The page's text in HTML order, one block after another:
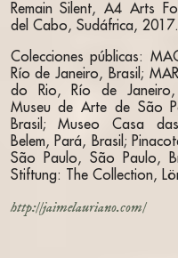
Remain Silent, A4 Arts
del Cabo, Sudáfrica,
Colecciones públicas:
Río de Janeiro, Brasil;
do Rio, Río de
Museu de Arte de São
Brasil; Museo Casa
Belem, Pará, Brasil;
São Paulo, São Paulo,
Stiftung: The Collection,
http://jaimelauriano.com/